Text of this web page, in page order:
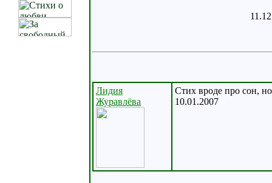
Лидия
Журавлёва
Стих вроде про сон,
10.01.2007